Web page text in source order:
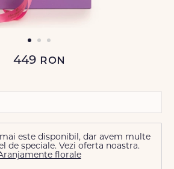
449 ron
este disponibil, dar avem multe
de speciale. Vezi oferta noastra.
florale